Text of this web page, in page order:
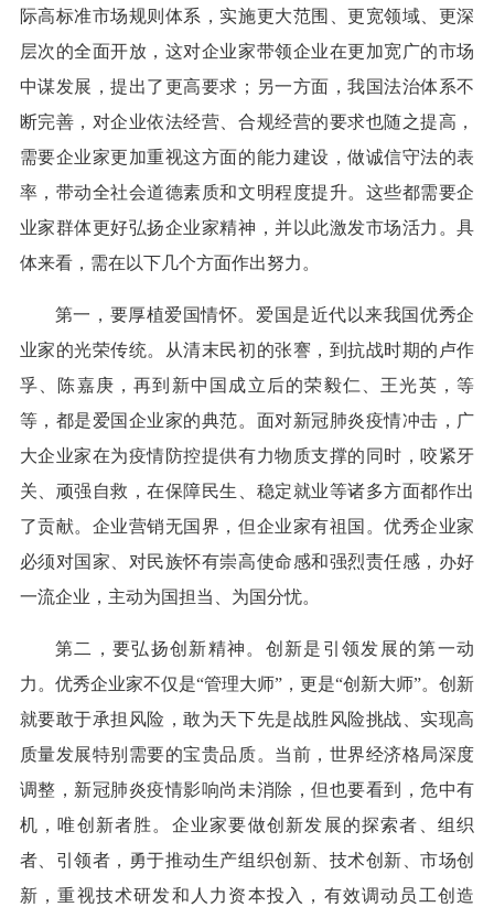
际高标准市场规则体系，实施更大范围、更宽领域、更深
层次的全面开放，这对企业家带领企业在更加宽广的市场
中谋发展，提出了更高要求；另一方面，我国法治体系不
断完善，对企业依法经营、合规经营的要求也随之提高，
需要企业家更加重视这方面的能力建设，做诚信守法的表
率，带动全社会道德素质和文明程度提升。这些都需要企
业家群体更好弘扬企业家精神，并以此激发市场活力。具
体来看，需在以下几个方面作出努力。
第一，要厚植爱国情怀。爱国是近代以来我国优秀企
业家的光荣传统。从清末民初的张謇，到抗战时期的卢作
孚、陈嘉庚，再到新中国成立后的荣毅仁、王光英，等
等，都是爱国企业家的典范。面对新冠肺炎疫情冲击，广
大企业家在为疫情防控提供有力物质支撑的同时，咬紧牙
关、顽强自救，在保障民生、稳定就业等诸多方面都作出
了贡献。企业营销无国界，但企业家有祖国。优秀企业家
必须对国家、对民族怀有崇高使命感和强烈责任感，办好
一流企业，主动为国担当、为国分忧。
第二，要弘扬创新精神。创新是引领发展的第一动
力。优秀企业家不仅是“管理大师”，更是“创新大师”。创新
就要敢于承担风险，敢为天下先是战胜风险挑战、实现高
质量发展特别需要的宝贵品质。当前，世界经济格局深度
调整，新冠肺炎疫情影响尚未消除，但也要看到，危中有
机，唯创新者胜。企业家要做创新发展的探索者、组织
者、引领者，勇于推动生产组织创新、技术创新、市场创
新，重视技术研发和人力资本投入，有效调动员工创造